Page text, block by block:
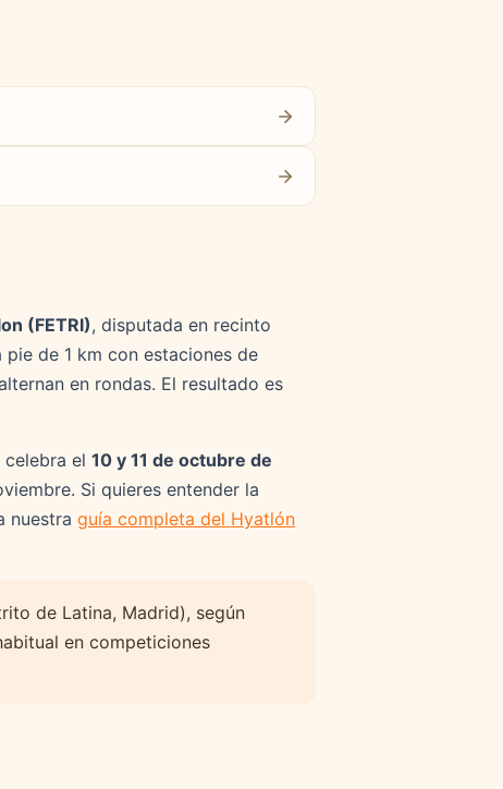
(FETRI), disputada en recinto
de 1 km con estaciones de
en rondas. El resultado es
el 10 y 11 de octubre de
Si quieres entender la
nuestra guía completa del Hyatlón
de Latina, Madrid), según
en competiciones